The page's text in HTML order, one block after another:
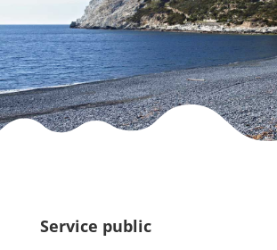
Service public